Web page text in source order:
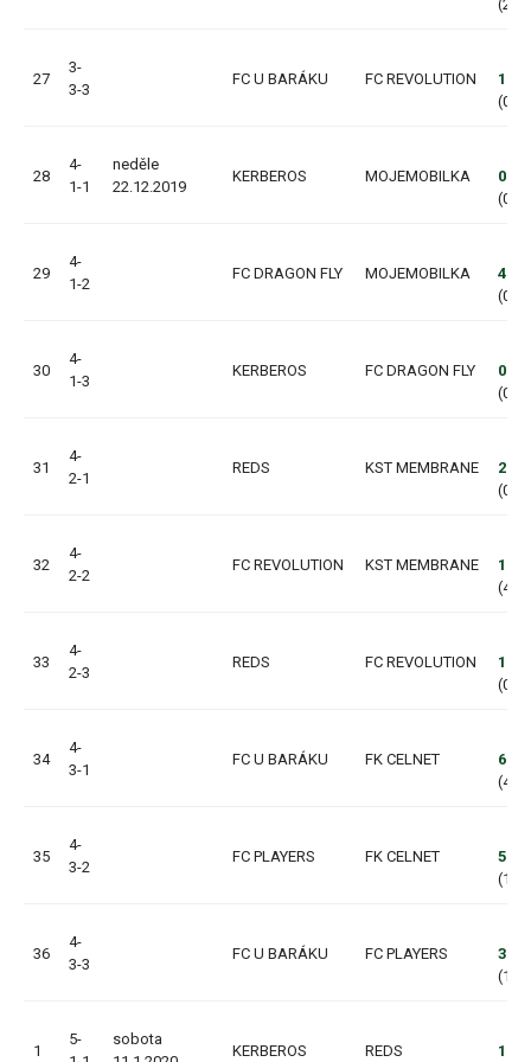
(2:0,
27
3-
3-3
FC U BARÁKU FC REVOLUTION
1:7
(0:4,
28
4-
1-1
neděle
22.12.2019
KERBEROS MOJEMOBILKA
0:3
(0:1,
29
4-
1-2
FC DRAGON FLY MOJEMOBILKA
4:0
(0:0,
30
4-
1-3
KERBEROS FC DRAGON FLY
0:4
(0:3,
31
4-
2-1
REDS KST MEMBRANE
2:4
(0:0,
32
4-
2-2
FC REVOLUTION KST MEMBRANE
11:2
(4:1,
33
4-
2-3
REDS FC REVOLUTION
1:12
(0:7,
34
4-
3-1
FC U BARÁKU FK CELNET
6:0
(4:0,
35
4-
3-2
FC PLAYERS FK CELNET
5:1
(1:1,
36
4-
3-3
FC U BARÁKU FC PLAYERS
3:6
(1:3,
1
5-
sobota
KERBEROS REDS
1:1